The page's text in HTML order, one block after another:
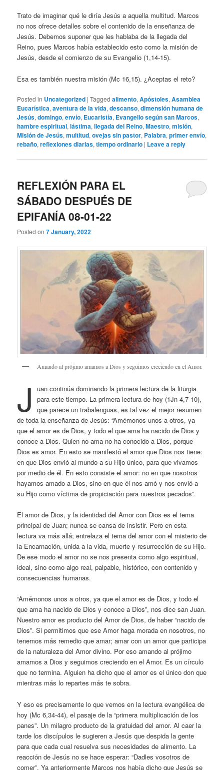
Trato de imaginar qué le diría Jesús a aquella multitud. Marcos
no nos ofrece detalles sobre el contenido de la enseñanza de
Jesús. Debemos suponer que les hablaba de la llegada del
Reino, pues Marcos había establecido esto como la misión de
Jesús, desde el comienzo de su Evangelio (1,14-15).
Esa es también nuestra misión (Mc 16,15). ¿Aceptas el reto?
Posted in Uncategorized |Tagged alimento,Apóstoles,Asamblea
Eucarística,aventura de la vida,descanso,dimensión humana de
Jesús,domingo,envío, Eucaristía, Evangelio según san Marcos,
hambre espiritual,lástima,llegada del Reino,Maestro,misión,
Misión de Jesús,multitud,ovejas sin pastor, Palabra,primer envío,
rebaño,reflexiones diarias,tiempo ordinario | Leave a reply
REFLEXIÓN PARA EL
SÁBADO DESPUÉS DE
EPIFANÍA 08-01-22
Posted on7 January, 2022
Amando al prójimo amamos a Dios y seguimos creciendo en el Amor.
J
uan continúa dominando la primera lectura de la liturgia
para este tiempo. La primera lectura de hoy (1Jn 4,7-10),
que parece un trabalenguas, es tal vez el mejor resumen
de toda la enseñanza de Jesús: “Amémonos unos a otros, ya
que el amor es de Dios, y todo el que ama ha nacido de Dios y
conoce a Dios. Quien no ama no ha conocido a Dios, porque
Dios es amor. En esto se manifestó el amor que Dios nos tiene:
en que Dios envió al mundo a su Hijo único, para que vivamos
por medio de él. En esto consiste el amor: no en que nosotros
hayamos amado a Dios, sino en que él nos amó y nos envió a
su Hijo como víctima de propiciación para nuestros pecados”.
El amor de Dios, y la identidad del Amor con Dios es el tema
principal de Juan; nunca se cansa de insistir. Pero en esta
lectura va más allá; entrelaza el tema del amor con el misterio de
la Encarnación, unida a la vida, muerte y resurrección de su Hijo.
De ese modo el amor no se nos presenta como algo espiritual,
ideal, sino como algo real, palpable, histórico, con contenido y
consecuencias humanas.
“Amémonos unos a otros, ya que el amor es de Dios, y todo el
que ama ha nacido de Dios y conoce a Dios”, nos dice san Juan.
Nuestro amor es producto del Amor de Dios, de haber “nacido de
Dios”. Si permitimos que ese Amor haga morada en nosotros, no
tenemos más remedio que amar; amar con un amor que participa
de la naturaleza del Amor divino. Por eso amando al prójimo
amamos a Dios y seguimos creciendo en el Amor. Es un círculo
que no termina. Alguien ha dicho que el amor es el único don que
mientras más lo repartes más te sobra.
Y eso es precisamente lo que vemos en la lectura evangélica de
hoy (Mc 6,34-44), el pasaje de la “primera multiplicación de los
panes”. Un milagro producto de la gratuidad del amor. Al caer la
tarde los discípulos le sugieren a Jesús que despida la gente
para que cada cual resuelva sus necesidades de alimento. La
reacción de Jesús no se hace esperar: “Dadles vosotros de
comer”. Ya anteriormente Marcos nos había dicho que Jesús se